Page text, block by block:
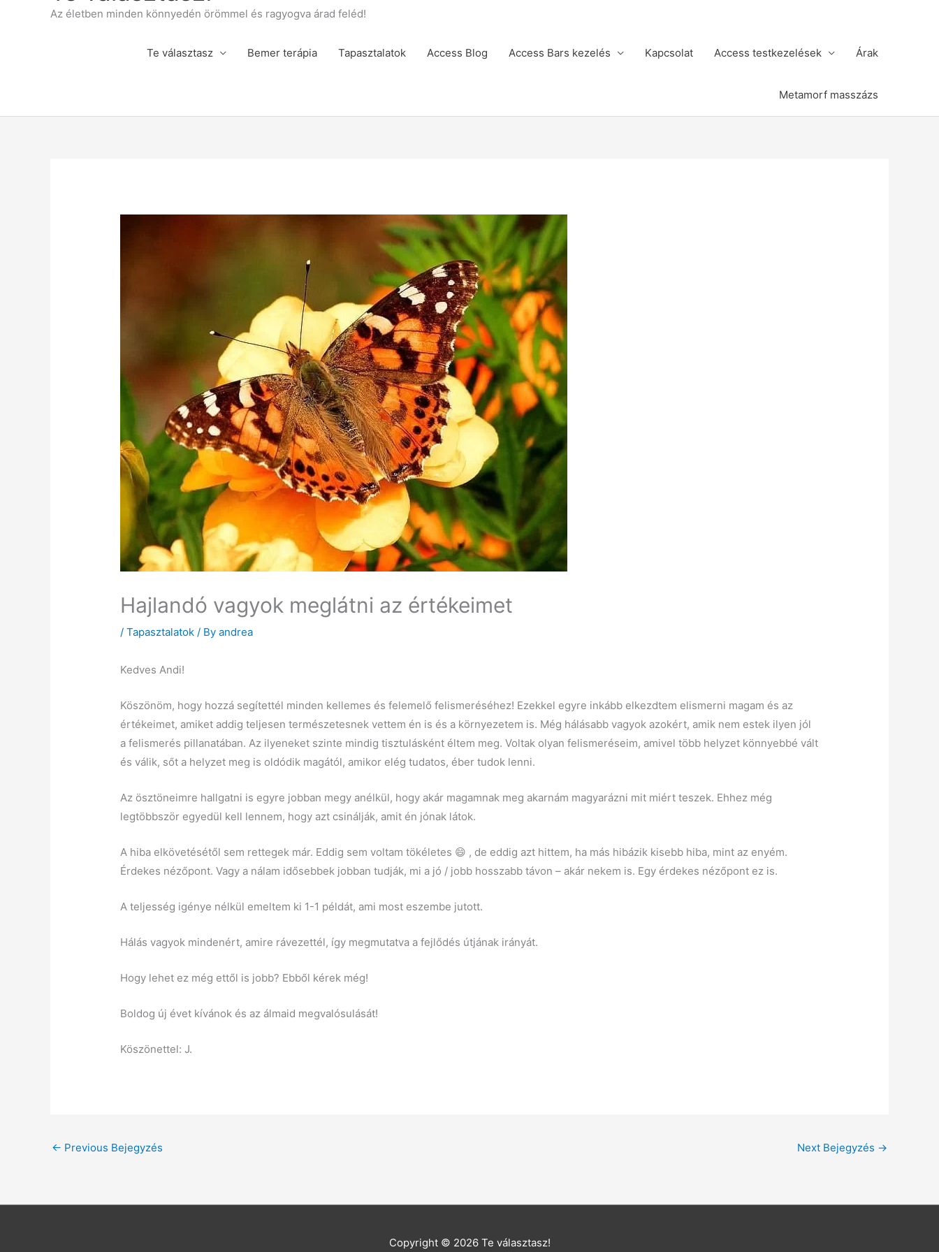
Az életben minden könnyedén örömmel és ragyogva árad feléd!
Te választasz Bemer terápia Tapasztalatok Access Blog Access Bars kezelés Kapcsolat Access testkezelések Árak
Metamorf masszázs
Hajlandó vagyok meglátni az értékeimet
/Tapasztalatok / Byandrea
Kedves Andi!
Köszönöm, hogy hozzá segítettél minden kellemes és felemelő felismeréséhez! Ezekkel egyre inkább elkezdtem elismerni magam és az
értékeimet, amiket addig teljesen természetesnek vettem én is és a környezetem is. Még hálásabb vagyok azokért, amik nem estek ilyen jól
a felismerés pillanatában. Az ilyeneket szinte mindig tisztulásként éltem meg. Voltak olyan felismeréseim, amivel több helyzet könnyebbé vált
és válik, sőt a helyzet meg is oldódik magától, amikor elég tudatos, éber tudok lenni.
Az ösztöneimre hallgatni is egyre jobban megy anélkül, hogy akár magamnak meg akarnám magyarázni mit miért teszek. Ehhez még
legtöbbször egyedül kell lennem, hogy azt csinálják, amit én jónak látok.
A hiba elkövetésétől sem rettegek már. Eddig sem voltam tökéletes 😄 , de eddig azt hittem, ha más hibázik kisebb hiba, mint az enyém.
Érdekes nézőpont. Vagy a nálam idősebbek jobban tudják, mi a jó / jobb hosszabb távon – akár nekem is. Egy érdekes nézőpont ez is.
A teljesség igénye nélkül emeltem ki 1-1 példát, ami most eszembe jutott.
Hálás vagyok mindenért, amire rávezettél, így megmutatva a fejlődés útjának irányát.
Hogy lehet ez még ettől is jobb? Ebből kérek még!
Boldog új évet kívánok és az álmaid megvalósulását!
Köszönettel: J.
← Previous Bejegyzés Next Bejegyzés →
Copyright © 2026 Te választasz!